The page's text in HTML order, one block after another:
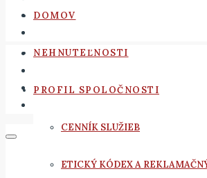
DOMOV
NEHNUTEĽNOSTI
PROFIL SPOLOČNOSTI
CENNÍK SLUŽIEB
ETICKÝ KÓDEX A